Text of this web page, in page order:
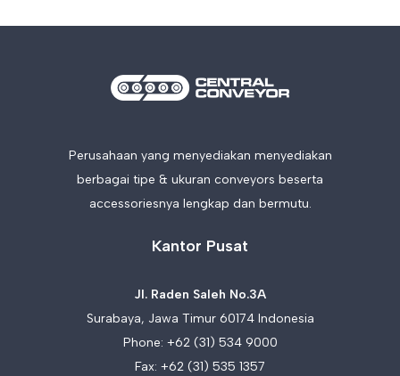
Perusahaan yang menyediakan menyediakan
berbagai tipe & ukuran conveyors beserta
accessoriesnya lengkap dan bermutu.
Kantor Pusat
Jl. Raden Saleh No.3A
Surabaya, Jawa Timur 60174 Indonesia
Phone: +62 (31) 534 9000
Fax: +62 (31) 535 1357